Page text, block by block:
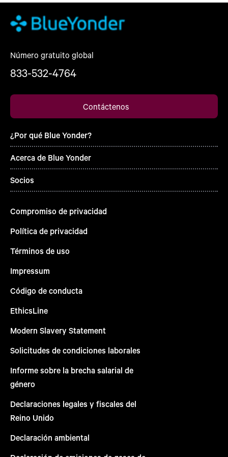
Número gratuito global
833-532-4764
Contáctenos
¿Por qué Blue Yonder?
Acerca de Blue Yonder
Socios
Compromiso de privacidad
Política de privacidad
Términos de uso
Impressum
Código de conducta
EthicsLine
Modern Slavery Statement
Solicitudes de condiciones laborales
Informe sobre la brecha salarial de
género
Declaraciones legales y fiscales del
Reino Unido
Declaración ambiental